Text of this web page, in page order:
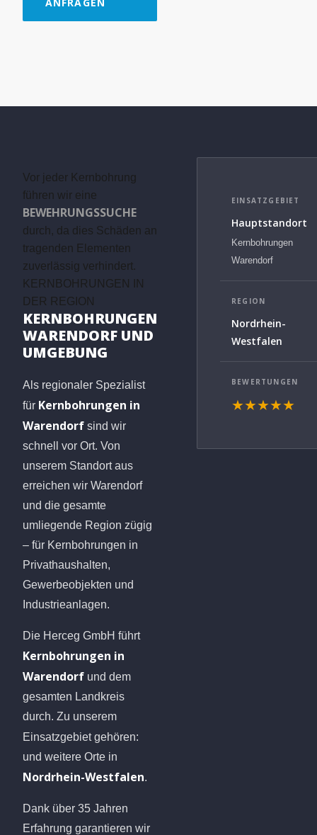
Vor jeder Kernbohrung
führen wir eine
BEWEHRUNGSSUCHE
durch, da dies Schäden an
tragenden Elementen
zuverlässig verhindert.
KERNBOHRUNGEN IN
DER REGION
KERNBOHRUNGEN
WARENDORF UND
UMGEBUNG
Als regionaler Spezialist
für Kernbohrungen in
Warendorf sind wir
schnell vor Ort. Von
unserem Standort aus
erreichen wir Warendorf
und die gesamte
umliegende Region zügig
– für Kernbohrungen in
Privathaushalten,
Gewerbeobjekten und
Industrieanlagen.
Die Herceg GmbH führt
Kernbohrungen in
Warendorf und dem
gesamten Landkreis
durch. Zu unserem
Einsatzgebiet gehören:
und weitere Orte in
Nordrhein-Westfalen.
Dank über 35 Jahren
Erfahrung garantieren wir
EINSATZGEBIET
Hauptstandort
Kernbohrungen
Warendorf
REGION
Nordrhein-
Westfalen
BEWERTUNGEN
★★★★★